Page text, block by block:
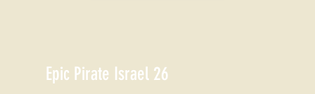
Epic Pirate Israel 26